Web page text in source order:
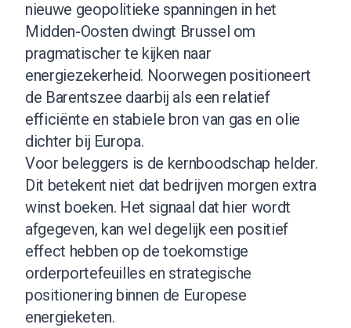
nieuwe geopolitieke spanningen in het
Midden-Oosten dwingt Brussel om
pragmatischer te kijken naar
energiezekerheid. Noorwegen positioneert
de Barentszee daarbij als een relatief
efficiënte en stabiele bron van gas en olie
dichter bij Europa.
Voor beleggers is de kernboodschap helder.
Dit betekent niet dat bedrijven morgen extra
winst boeken. Het signaal dat hier wordt
afgegeven, kan wel degelijk een positief
effect hebben op de toekomstige
orderportefeuilles en strategische
positionering binnen de Europese
energieketen.